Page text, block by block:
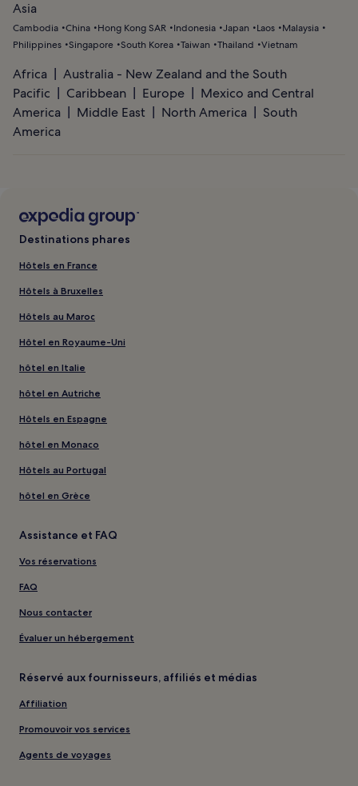
Asia
Cambodia China Hong Kong SAR Indonesia Japan Laos
Malaysia
Philippines Singapore South Korea Taiwan Thailand Vietnam
Africa
Australia - New Zealand and the South
Pacific
Caribbean Europe
Mexico and Central
America
Middle East North America
South
America
Destinations phares
Hôtels en France
Hôtels à Bruxelles
Hôtels au Maroc
Hôtel en Royaume-Uni
hôtel en Italie
hôtel en Autriche
Hôtels en Espagne
hôtel en Monaco
Hôtels au Portugal
hôtel en Grèce
Assistance et FAQ
Vos réservations
FAQ
Nous contacter
Évaluer un hébergement
Réservé aux fournisseurs, affiliés et médias
Affiliation
Promouvoir vos services
Agents de voyages